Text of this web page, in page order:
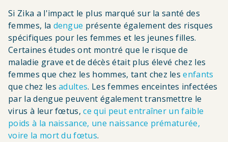
Si Zika a l'impact le plus marqué sur la santé des
femmes, la dengue présente également des risques
spécifiques pour les femmes et les jeunes filles.
Certaines études ont montré que le risque de
maladie grave et de décès était plus élevé chez les
femmes que chez les hommes, tant chez lesenfants
que chez lesadultes. Les femmes enceintes infectées
par la dengue peuvent également transmettre le
virus à leur fœtus,ce qui peut entraîner un faible
poids à la naissance, une naissance prématurée,
voire la mort du fœtus.